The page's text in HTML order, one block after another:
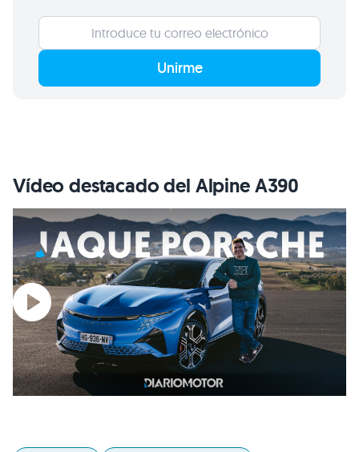
Unirme
Vídeo destacado del Alpine A390